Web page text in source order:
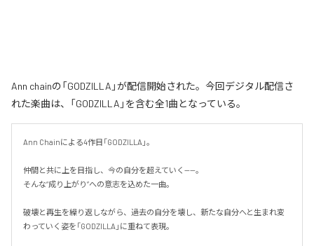
Ann chainの「GODZILLA」が配信開始された。今回デジタル配信さ
れた楽曲は、「GODZILLA」を含む全1曲となっている。
Ann Chainによる4作目「GODZILLA」。
仲間と共に上を目指し、今の自分を超えていく——。
そんな“成り上がり”への意志を込めた一曲。
破壊と再生を繰り返しながら、過去の自分を壊し、新たな自分へと生まれ変
わっていく姿を「GODZILLA」に重ねて表現。